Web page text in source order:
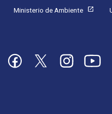
Pie de página
Ministerio de Ambiente open_in_new
Imagen Imagen Imagen Imagen